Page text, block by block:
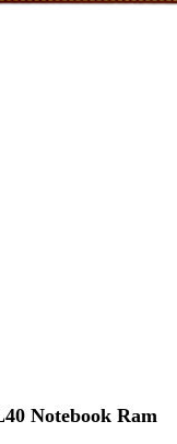
Notebook Ram